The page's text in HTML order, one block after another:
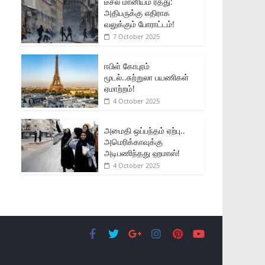
அதிபருக்கு எதிராக
வலுக்கும் போராட்டம்!
7 October 2025
ஈபிள் கோபுரம்
மூடல்..சுற்றுலா பயணிகள்
ஏமாற்றம்!
4 October 2025
அமைதி ஒப்பந்தம் ஏற்பு..
அமெரிக்காவுக்கு
அடிபணிந்தது ஹமாஸ்!
4 October 2025